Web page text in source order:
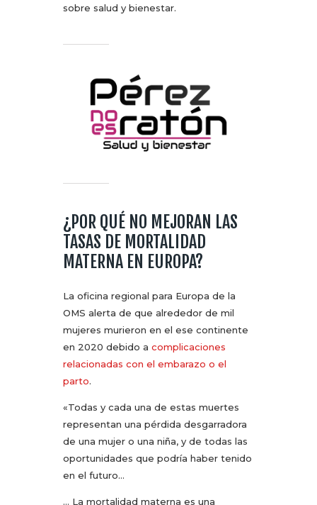
sobre salud y bienestar.
¿POR QUÉ NO MEJORAN LAS
TASAS DE MORTALIDAD
MATERNA EN EUROPA?
La oficina regional para Europa de la
OMS alerta de que alrededor de mil
mujeres murieron en el ese continente
en 2020 debido a complicaciones
relacionadas con el embarazo o el
parto.
«Todas y cada una de estas muertes
representan una pérdida desgarradora
de una mujer o una niña, y de todas las
oportunidades que podría haber tenido
en el futuro…
… La mortalidad materna es una